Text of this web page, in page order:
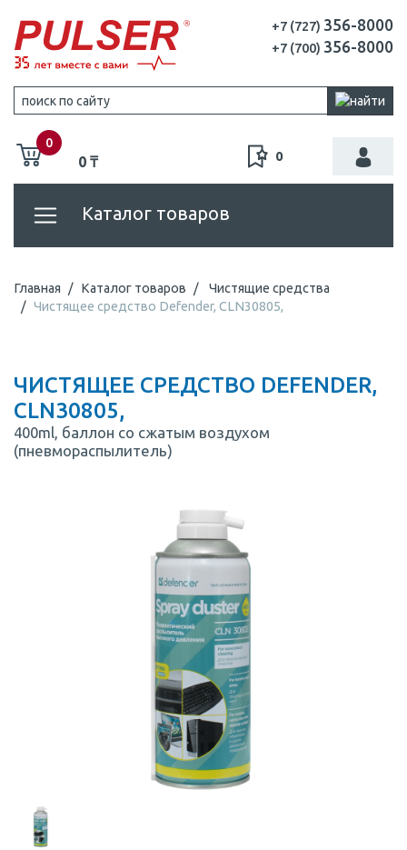
+7 (727) 356-8000
+7 (700) 356-8000
0
0 ₸ 0
Каталог товаров
Главная Каталог товаров
Чистящие средства
Чистящее средство Defender, CLN30805,
ЧИСТЯЩЕЕ СРЕДСТВО DEFENDER,
CLN30805,
400ml, баллон со сжатым воздухом
(пневмораспылитель)